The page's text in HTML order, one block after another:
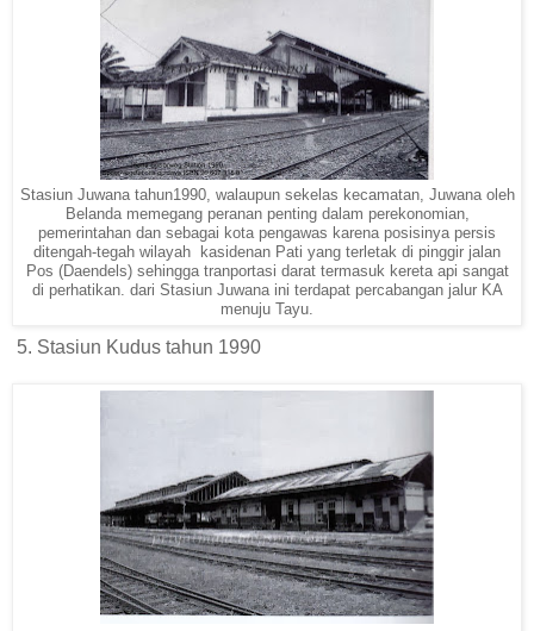
Stasiun Juwana tahun1990, walaupun sekelas kecamatan, Juwana oleh
Belanda memegang peranan penting dalam perekonomian,
pemerintahan dan sebagai kota pengawas karena posisinya persis
ditengah-tegah wilayah kasidenan Pati yang terletak di pinggir jalan
Pos (Daendels) sehingga tranportasi darat termasuk kereta api sangat
di perhatikan. dari Stasiun Juwana ini terdapat percabangan jalur KA
menuju Tayu.
5. Stasiun Kudus tahun 1990